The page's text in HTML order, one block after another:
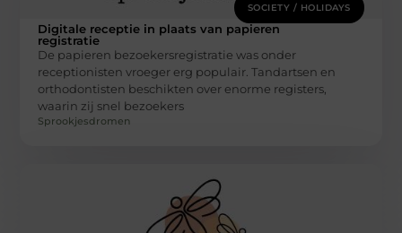
SOCIETY / HOLIDAYS
Digitale receptie in plaats van papieren
registratie
De papieren bezoekersregistratie was onder
receptionisten vroeger erg populair. Tandartsen en
orthodontisten beschikten over enorme registers,
waarin zij snel bezoekers
Sprookjesdromen